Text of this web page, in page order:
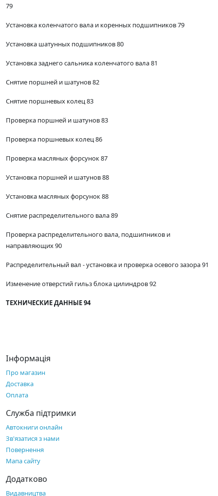
79
Установка коленчатого вала и коренных подшипников 79
Установка шатунных подшипников 80
Установка заднего сальника коленчатого вала 81
Снятие поршней и шатунов 82
Снятие поршневых колец 83
Проверка поршней и шатунов 83
Проверка поршневых колец 86
Проверка масляных форсунок 87
Установка поршней и шатунов 88
Установка масляных форсунок 88
Снятие распределительного вала 89
Проверка распределительного вала, подшипников и
направляющих 90
Распределительный вал - установка и проверка осевого зазора 91
Изменение отверстий гильз блока цилиндров 92
ТЕХНИЧЕСКИЕ ДАННЫЕ 94
Інформація
Про магазин
Доставка
Оплата
Служба підтримки
Автокниги онлайн
Зв'язатися з нами
Повернення
Мапа сайту
Додатково
Видавництва